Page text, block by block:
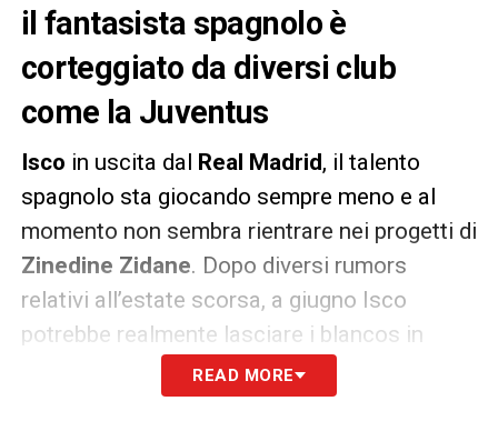
il fantasista spagnolo è
corteggiato da diversi club
come la Juventus
Isco in uscita dal Real Madrid, il talento
spagnolo sta giocando sempre meno e al
momento non sembra rientrare nei progetti di
Zinedine Zidane. Dopo diversi rumors
relativi all’estate scorsa, a giugno Isco
potrebbe realmente lasciare i blancos in
cambio di un’offerta adeguata.
READ MORE